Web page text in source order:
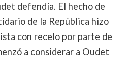
defendía. El hecho de
de la República hizo
con recelo por parte de
a considerar a Oudet